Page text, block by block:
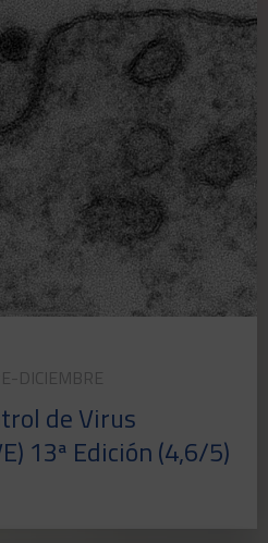
DICIEMBRE
de Virus
13ª Edición (4,6/5)